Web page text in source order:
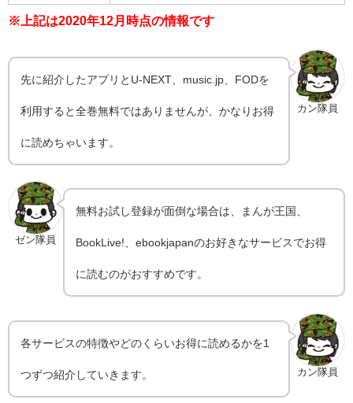
※上記は2020年12月時点の情報です
カン隊員
先に紹介したアプリとU-NEXT、music.jp、FODを
利用すると全巻無料ではありませんが、かなりお得
に読めちゃいます。
ゼン隊員
無料お試し登録が面倒な場合は、まんが王国、
BookLive!、ebookjapanのお好きなサービスでお得
に読むのがおすすめです。
カン隊員
各サービスの特徴やどのくらいお得に読めるかを1
つずつ紹介していきます。